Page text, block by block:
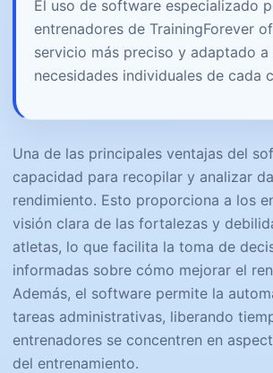
El uso de software especializado
entrenadores de TrainingForever
servicio más preciso y adaptado a
necesidades individuales de cada
Una de las principales ventajas del
capacidad para recopilar y analizar
rendimiento. Esto proporciona a los
visión clara de las fortalezas y
atletas, lo que facilita la toma de
informadas sobre cómo mejorar el
Además, el software permite la
tareas administrativas, liberando
entrenadores se concentren en
del entrenamiento.